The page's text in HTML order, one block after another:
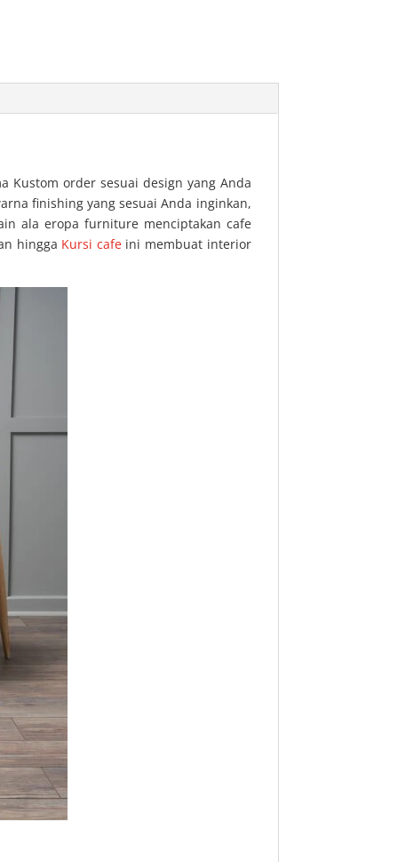
Kustom order sesuai design yang Anda
finishing yang sesuai Anda inginkan,
ala eropa furniture menciptakan cafe
hingga Kursi cafeini membuat interior